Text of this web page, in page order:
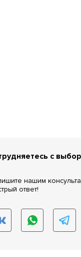
с
нашим
ответ!